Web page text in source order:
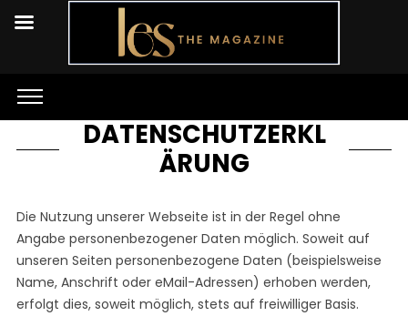
DATENSCHUTZERKL
ÄRUNG
Die Nutzung unserer Webseite ist in der Regel ohne
Angabe personenbezogener Daten möglich. Soweit auf
unseren Seiten personenbezogene Daten (beispielsweise
Name, Anschrift oder eMail-Adressen) erhoben werden,
erfolgt dies, soweit möglich, stets auf freiwilliger Basis.